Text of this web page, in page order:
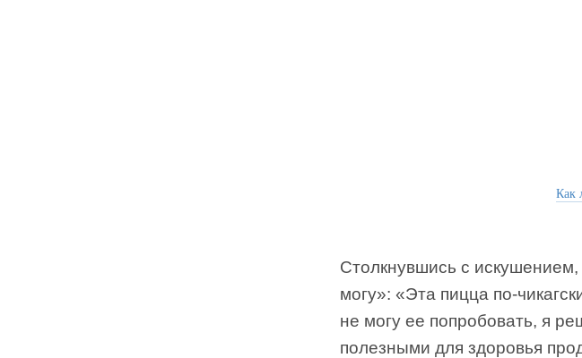
Как
Столкнувшись с
могу»: «Эта пицца по-
не могу ее попробовать, я
полезными для здоровья